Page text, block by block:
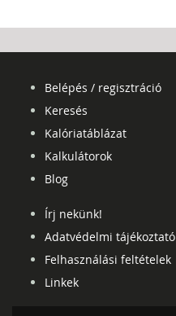
Belépés / regisztráció
Keresés
Kalóriatáblázat
Kalkulátorok
Blog
Írj nekünk!
Adatvédelmi tájékoztató
Felhasználási feltételek
Linkek